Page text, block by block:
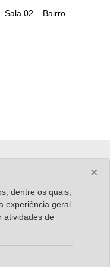
Sala 02 – Bairro
DAS
×
dentre os quais,
experiência geral
atividades de